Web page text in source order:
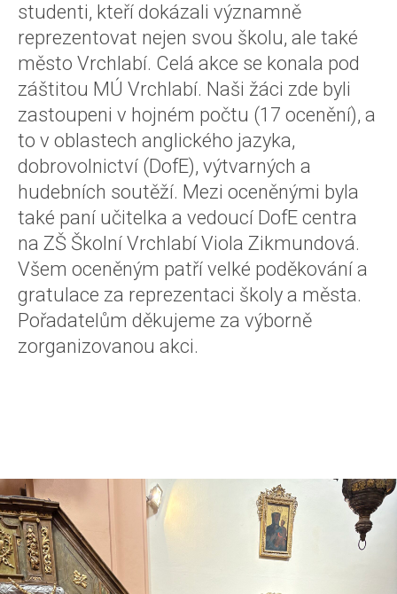
studenti, kteří dokázali významně
reprezentovat nejen svou školu, ale také
město Vrchlabí. Celá akce se konala pod
záštitou MÚ Vrchlabí. Naši žáci zde byli
zastoupeni v hojném počtu (17 ocenění), a
to v oblastech anglického jazyka,
dobrovolnictví (DofE), výtvarných a
hudebních soutěží. Mezi oceněnými byla
také paní učitelka a vedoucí DofE centra
na ZŠ Školní Vrchlabí Viola Zikmundová.
Všem oceněným patří velké poděkování a
gratulace za reprezentaci školy a města.
Pořadatelům děkujeme za výborně
zorganizovanou akci.